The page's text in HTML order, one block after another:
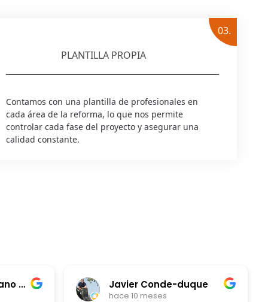
03.
PLANTILLA PROPIA
Contamos con una plantilla de profesionales en
cada área de la reforma, lo que nos permite
controlar cada fase del proyecto y asegurar una
calidad constante.
Juan Carlos Burbano Vela Javier Conde-duque
hace 10 meses